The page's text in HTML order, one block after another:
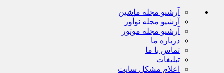
آرشیو مجله ماشین
آرشیو مجله نوآور
آرشیو مجله موتور
درباره ما
تماس با ما
تبلیغات
اعلام مشکل سایت